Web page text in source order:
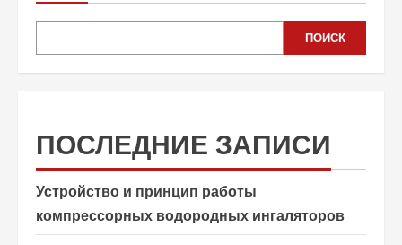
ПОИСК
ПОСЛЕДНИЕ ЗАПИСИ
Устройство и принцип работы
компрессорных водородных ингаляторов